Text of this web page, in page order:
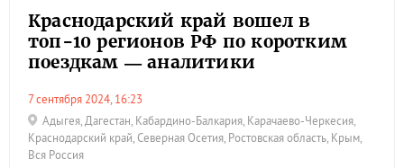
Краснодарский край вошел в
топ-10 регионов РФ по коротким
поездкам — аналитики
7 сентября 2024, 16:23
Адыгея,Дагестан, Кабардино-Балкария, Карачаево-Черкесия,
Краснодарский край,Северная Осетия, Ростовская область, Крым,
Вся Россия